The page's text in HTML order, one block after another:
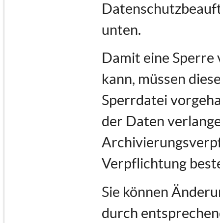
unten.
Damit eine
kann, müssen
Sperrdatei
der Daten
Verpflichtung
Sie können
durch